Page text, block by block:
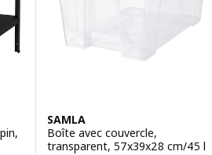
SAMLA
Boîte avec couvercle,
transparent, 57x39x28 cm/45 l